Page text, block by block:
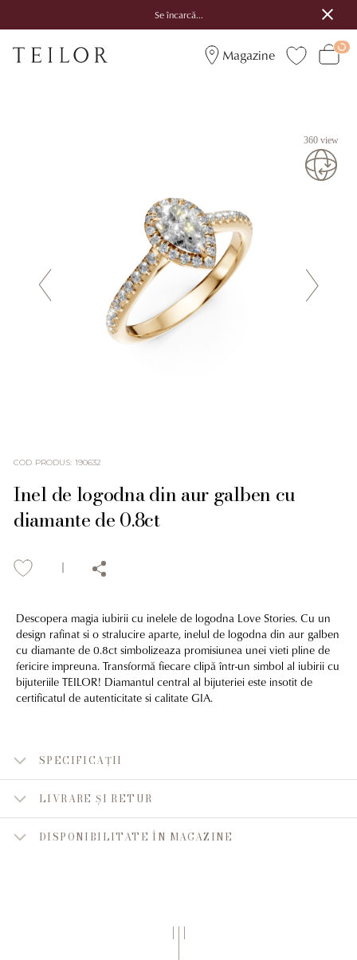
Se încarcă...
Magazine
360 view
COD PRODUS: 190632
Inel de logodna din aur galben cu
diamante de 0.8ct
Descopera magia iubirii cu inelele de logodna Love Stories. Cu un
design rafinat si o stralucire aparte, inelul de logodna din aur galben
cu diamante de 0.8ct simbolizeaza promisiunea unei vieti pline de
fericire impreuna. Transformă fiecare clipă într-un simbol al iubirii cu
bijuteriile TEILOR! Diamantul central al bijuteriei este insotit de
certificatul de autenticitate si calitate GIA.
SPECIFICAȚII
LIVRARE ȘI RETUR
DISPONIBILITATE ÎN MAGAZINE